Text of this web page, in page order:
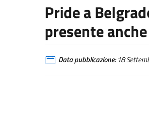
Pride a
presente
Data pubblicazione:18